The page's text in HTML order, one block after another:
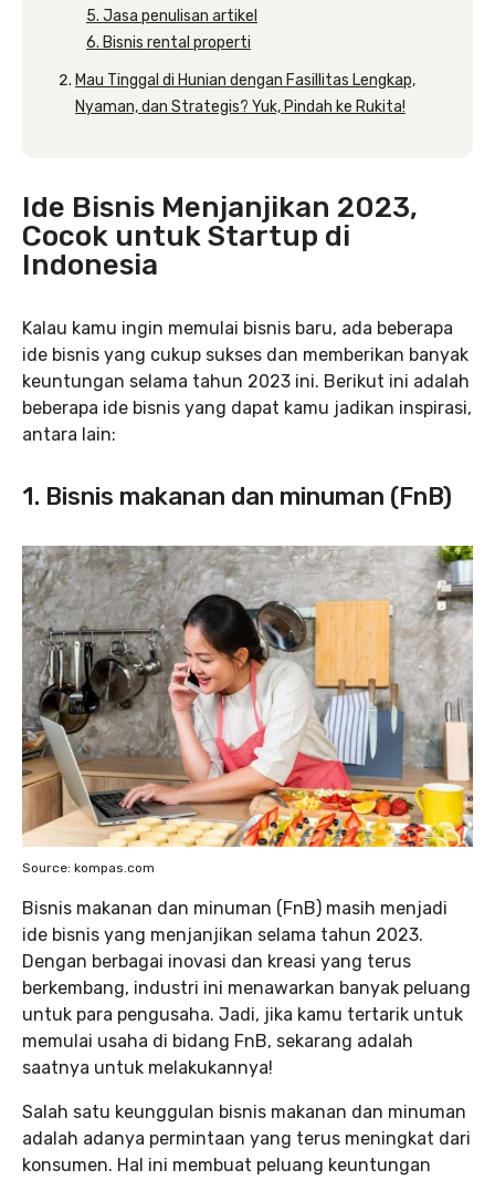
5. Jasa penulisan artikel
6. Bisnis rental properti
Mau Tinggal di Hunian dengan Fasillitas Lengkap,
Nyaman, dan Strategis? Yuk, Pindah ke Rukita!
Ide Bisnis Menjanjikan 2023,
Cocok untuk Startup di
Indonesia
Kalau kamu ingin memulai bisnis baru, ada beberapa
ide bisnis yang cukup sukses dan memberikan banyak
keuntungan selama tahun 2023 ini. Berikut ini adalah
beberapa ide bisnis yang dapat kamu jadikan inspirasi,
antara lain:
1. Bisnis makanan dan minuman (FnB)
Source: kompas.com
Bisnis makanan dan minuman (FnB) masih menjadi
ide bisnis yang menjanjikan selama tahun 2023.
Dengan berbagai inovasi dan kreasi yang terus
berkembang, industri ini menawarkan banyak peluang
untuk para pengusaha. Jadi, jika kamu tertarik untuk
memulai usaha di bidang FnB, sekarang adalah
saatnya untuk melakukannya!
Salah satu keunggulan bisnis makanan dan minuman
adalah adanya permintaan yang terus meningkat dari
konsumen. Hal ini membuat peluang keuntungan